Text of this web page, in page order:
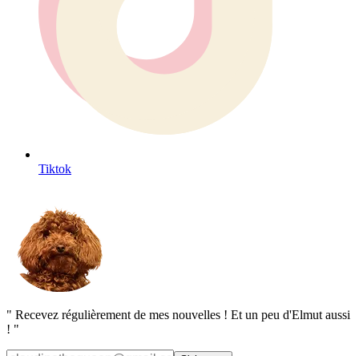
Tiktok
" Recevez régulièrement de mes nouvelles ! Et un peu d'Elmut aussi
! "